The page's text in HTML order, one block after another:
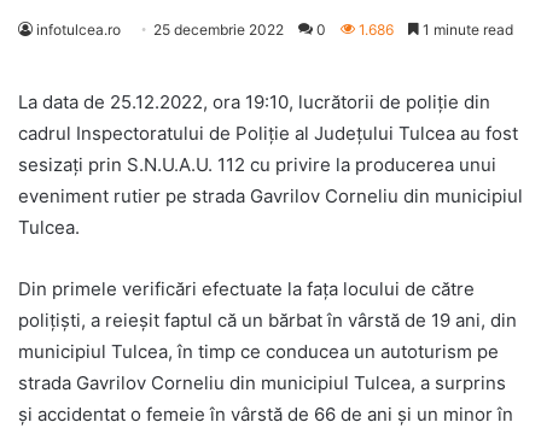
infotulcea.ro 25 decembrie 2022 0 1.686 1 minute read
La data de 25.12.2022, ora 19:10, lucrătorii de poliție din
cadrul Inspectoratului de Poliție al Județului Tulcea au fost
sesizați prin S.N.U.A.U. 112 cu privire la producerea unui
eveniment rutier pe strada Gavrilov Corneliu din municipiul
Tulcea.
Din primele verificări efectuate la fața locului de către
polițiști, a reieșit faptul că un bărbat în vârstă de 19 ani, din
municipiul Tulcea, în timp ce conducea un autoturism pe
strada Gavrilov Corneliu din municipiul Tulcea, a surprins
și accidentat o femeie în vârstă de 66 de ani și un minor în